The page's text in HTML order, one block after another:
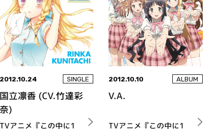
2012.10.24 SINGLE
国立凛香 (CV.竹達彩
奈)
TVアニメ『この中に1
2012.10.10 ALBUM
V.A.
TVアニメ『この中に1